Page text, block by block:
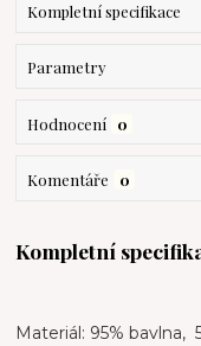
Kompletní specifikace
Parametry
Hodnocení 0
Komentáře 0
Kompletní
Materiál: 95% bavlna,